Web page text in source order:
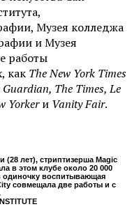
Музея колледжа
и Музея
работы
как The New York Times
The Times, Le
Yorkerи Vanity Fair.
лет), стриптизерша Magic
в этом клубе около 20 000
одиночку воспитывающая
совмещала две работы и с